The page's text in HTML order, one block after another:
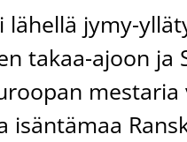
lähellä jymy-
takaa-ajoon ja
isäntämaa